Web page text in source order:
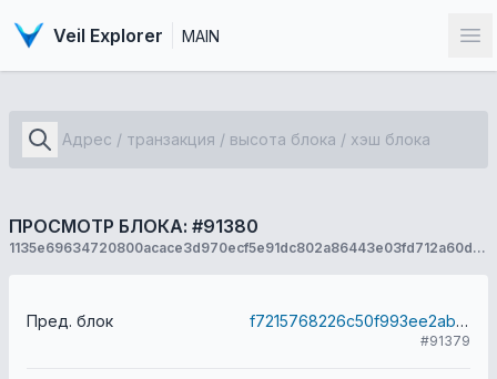
Veil Explorer MAIN
ПРОСМОТР БЛОКА: #91380
1135e69634720800acace3d970ecf5e91dc802a86443e03fd712a60dd6fbdbc9
Пред. блок f7215768226c50f993ee2abe4764546891279a75a23a070cbd1d94fa5edd01e3
#91379